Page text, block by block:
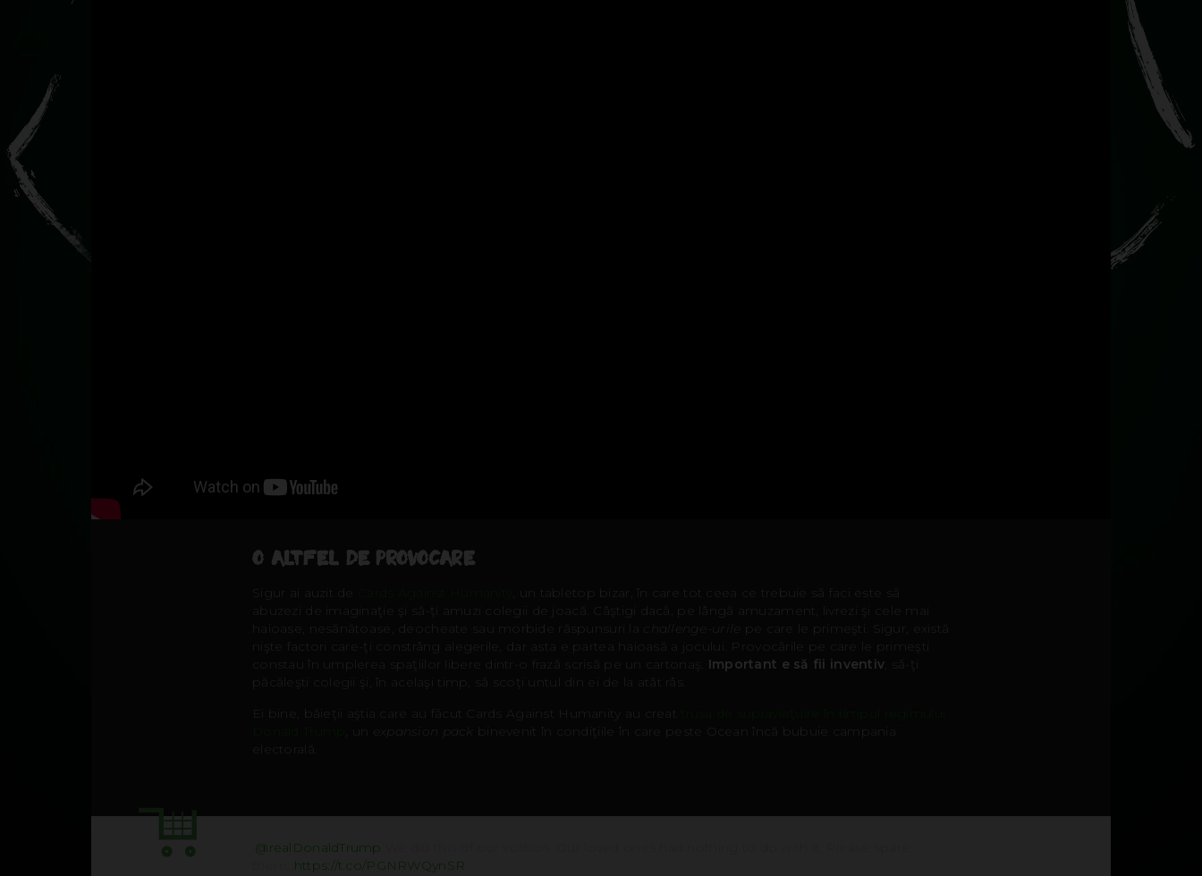
O ALTFEL DE PROVOCARE
Sigur ai auzit de
, un tabletop bizar, în care tot ceea ce trebuie să faci este să
abuzezi de imaginaţie şi să-ţi amuzi colegii de joacă. Câştigi dacă, pe lângă amuzament, livrezi şi cele mai
haioase, nesănătoase, deocheate sau morbide răspunsuri la
challenge-urile
pe care le primeşti. Sigur, există
nişte factori care-ţi constrâng alegerile, dar asta e partea haioasă a jocului. Provocările pe care le primeşti
constau în umplerea spaţiilor libere dintr-o frază scrisă pe un cartonaş. Important e să fii inventiv
păcăleşti colegii şi, în acelaşi timp, să scoţi untul din ei de la atât râs.
Ei bine, băieţii aştia care au făcut Cards Against Humanity au creat
expansion pack
binevenit în condiţiile în care peste Ocean încă bubuie campania
electorală.
@realDonaldTrump
https://t.co/PGNRWQynSR